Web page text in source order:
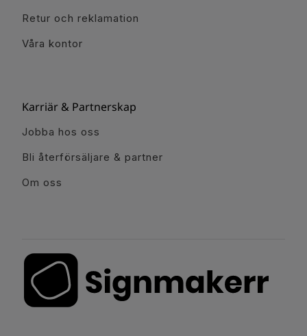
Retur och reklamation
Våra kontor
Karriär & Partnerskap
Jobba hos oss
Bli återförsäljare & partner
Om oss